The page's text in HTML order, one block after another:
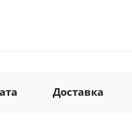
Доставка